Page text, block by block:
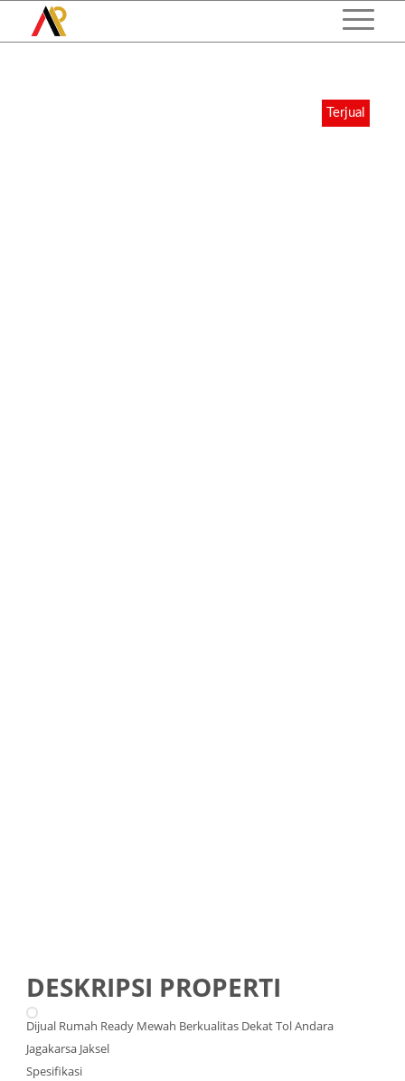
Terjual
DESKRIPSI PROPERTI
Dijual Rumah Ready Mewah Berkualitas Dekat Tol Andara
Jagakarsa Jaksel
Spesifikasi